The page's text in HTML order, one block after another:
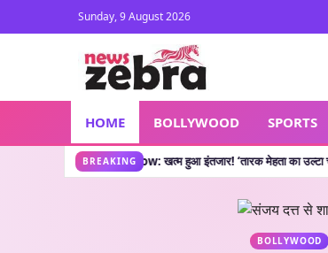
Sunday, 9 August 2026
HOME BOLLYWOOD SPORTS
BREAKING
New Show: खत्म हुआ इंतजार! ‘तारक मेहता का उल्टा चश्मा’ वाले
BOLLYWOOD